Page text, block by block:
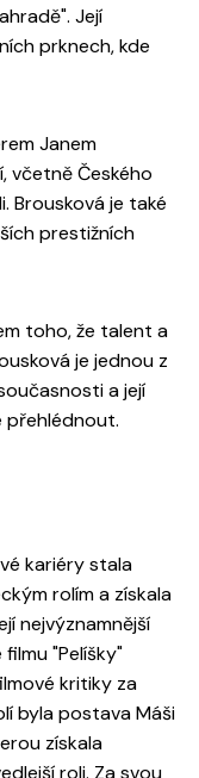
Její
prknech, kde
Janem
včetně Českého
Brousková je také
prestižních
toho, že talent a
je jednou z
a její
přehlédnout.
kariéry stala
rolím a získala
nejvýznamnější
"Pelíšky"
kritiky za
byla postava Máši
získala
roli. Za svou